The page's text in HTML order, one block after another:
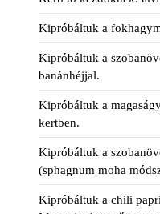
Kipróbáltuk a
Kipróbáltuk a
banánhéjjal.
Kipróbáltuk a
kertben.
Kipróbáltuk a
(sphagnum moha
Kipróbáltuk a chili